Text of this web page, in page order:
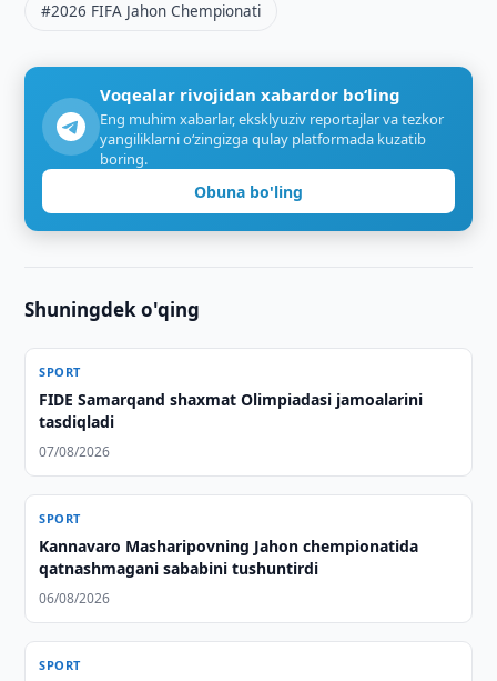
#2026 FIFA Jahon Chempionati
Voqealar rivojidan xabardor bo‘ling
Eng muhim xabarlar, eksklyuziv reportajlar va tezkor
yangiliklarni o‘zingizga qulay platformada kuzatib
boring.
Obuna bo'ling
Shuningdek o'qing
SPORT
FIDE Samarqand shaxmat Olimpiadasi jamoalarini
tasdiqladi
07/08/2026
SPORT
Kannavaro Masharipovning Jahon chempionatida
qatnashmagani sababini tushuntirdi
06/08/2026
SPORT